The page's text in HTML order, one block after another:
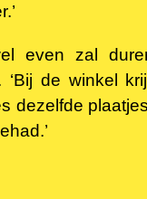
even zal
‘Bij de winkel
dezelfde